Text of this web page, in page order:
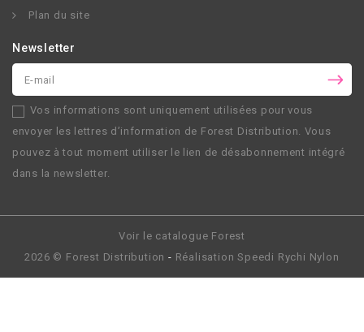
Plan du site
Newsletter
Vos informations sont uniquement utilisées pour vous
envoyer les lettres d’information de Forest Distribution. Vous
pouvez à tout moment utiliser le lien de désabonnement intégré
dans la newsletter.
Voir le catalogue Forest
2026 © Forest Distribution - RéalisationSpeedi Rychi Nylon